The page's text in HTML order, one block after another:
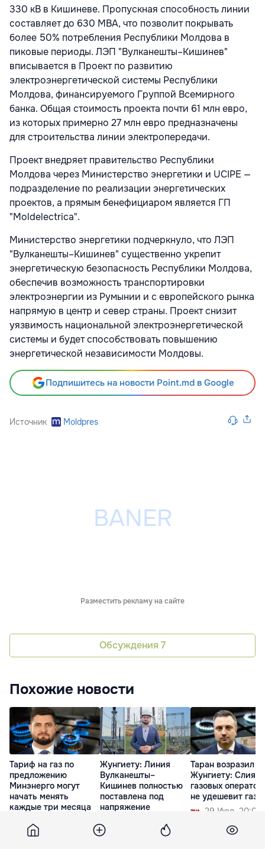
330 кВ в Кишиневе. Пропускная способность линии
составляет до 630 МВА, что позволит покрывать
более 50% потребления Республики Молдова в
пиковые периоды. ЛЭП "Вулканешты–Кишинев"
вписывается в Проект по развитию
электроэнергетической системы Республики
Молдова, финансируемого Группой Всемирного
банка. Общая стоимость проекта почти 61 млн евро,
из которых примерно 27 млн евро предназначены
для строительства линии электропередачи.
Проект внедряет правительство Республики
Молдова через Министерство энергетики и UCIPЕ —
подразделение по реализации энергетических
проектов, а прямым бенефициаром является ГП
"Moldelectrica".
Министерство энергетики подчеркнуло, что ЛЭП
"Вулканешты–Кишинев" существенно укрепит
энергетическую безопасность Республики Молдова,
обеспечив возможность транспортировки
электроэнергии из Румынии и с европейского рынка
напрямую в центр и север страны. Проект снизит
уязвимость национальной электроэнергетической
системы и будет способствовать повышению
энергетической независимости Молдовы.
Подпишитесь на новости Point.md в Google
Источник Moldpres
Разместить рекламу на сайте
Обсуждения 7
Похожие новости
Тариф на газ по
предложению
Минэнерго могут
начать менять
каждые три месяца
23 Июл. 13:52
Жунгиету: Линия
Вулканешты–
Кишинев полностью
поставлена под
напряжение
23 Июл. 16:44
Таран возразил
Жунгиету:
газовых
не удешевит газ
29 Июл. 20:09